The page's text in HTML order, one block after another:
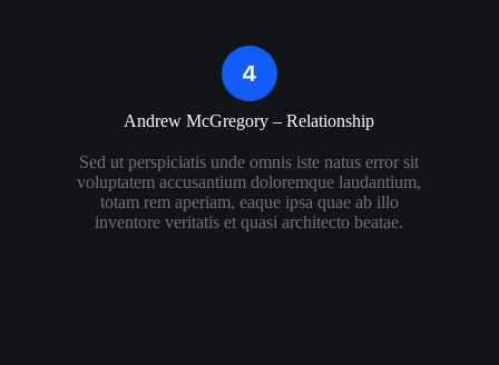
Andrew McGregory – Relationship​
Sed ut perspiciatis unde omnis iste natus error sit
voluptatem accusantium doloremque laudantium,
totam rem aperiam, eaque ipsa quae ab illo
inventore veritatis et quasi architecto beatae.